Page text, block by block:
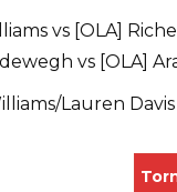
vs [OLA]
vs [OLA]
Lauren